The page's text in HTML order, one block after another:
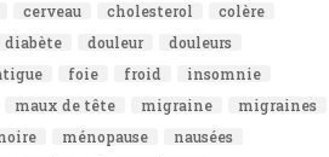
cerveau cholesterol
colère
diabète douleur
douleurs
foie froid
insomnie
maux de tête migraine
migraines
ménopause
nausées